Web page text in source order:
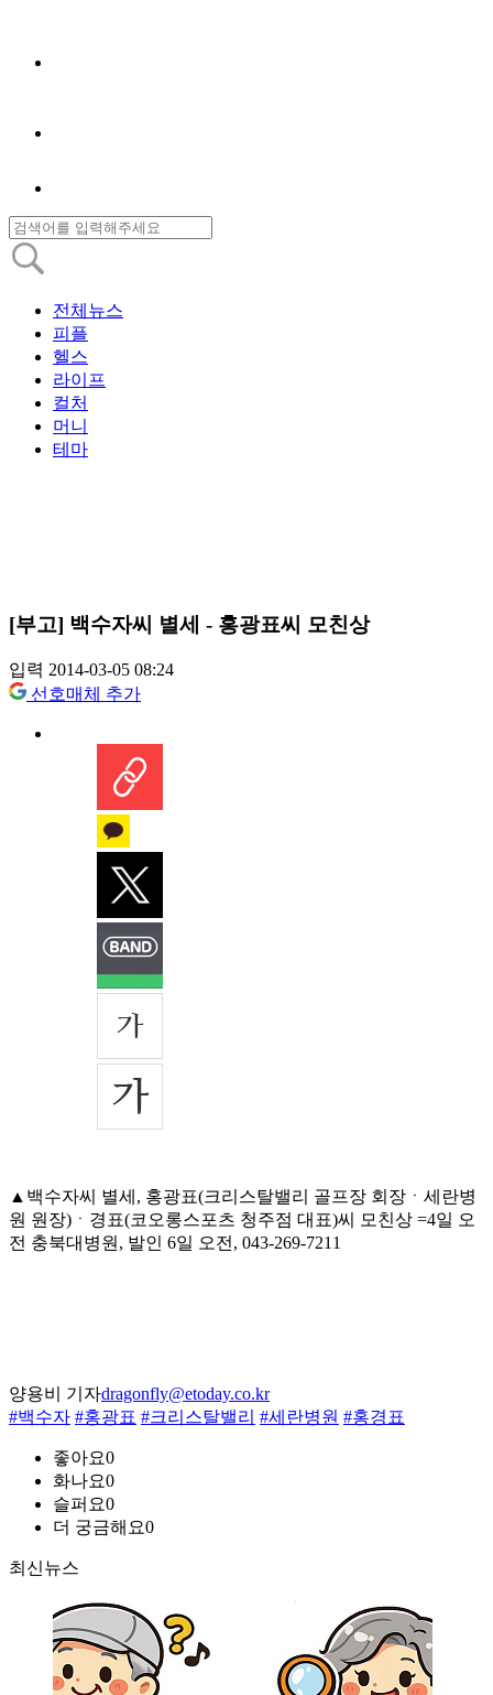
전체뉴스
피플
헬스
라이프
컬처
머니
테마
[부고] 백수자씨 별세 - 홍광표씨 모친상
입력 2014-03-05 08:24
선호매체 추가
▲백수자씨 별세, 홍광표(크리스탈밸리 골프장 회장ㆍ세란병
원 원장)ㆍ경표(코오롱스포츠 청주점 대표)씨 모친상 =4일 오
전 충북대병원, 발인 6일 오전, 043-269-7211
양용비 기자dragonfly@etoday.co.kr
#백수자 #홍광표 #크리스탈밸리 #세란병원 #홍경표
좋아요0
화나요0
슬퍼요0
더 궁금해요0
최신뉴스